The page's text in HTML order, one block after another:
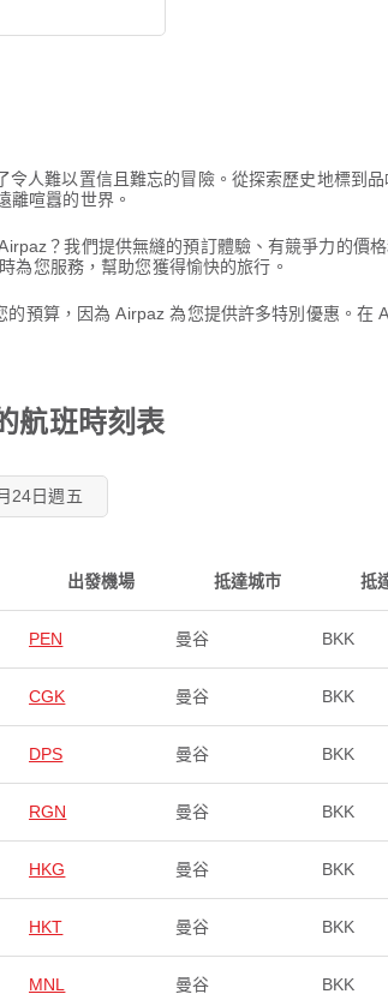
人難以置信且難忘的冒險。從探索歷史地標到
離喧囂的世界。
？我們提供無縫的預訂體驗、有競爭力的價
為您服務，幫助您獲得愉快的旅行。
預算，因為 Airpaz 為您提供許多特別優惠。在
航班時刻表
24日週五
出發機場 抵達城市 抵
PEN 曼谷 BKK
CGK 曼谷 BKK
DPS 曼谷 BKK
RGN 曼谷 BKK
HKG 曼谷 BKK
HKT 曼谷 BKK
MNL 曼谷 BKK